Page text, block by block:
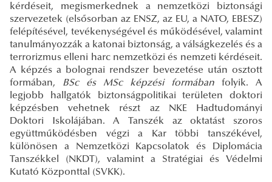
kérdéseit, megismerkednek a nemzetközi biztonsági
szervezetek (elsősorban az ENSZ, az EU, a NATO, EBESZ)
felépítésével, tevékenységével és működésével, valamint
tanulmányozzák a katonai biztonság, a válságkezelés és a
terrorizmus elleni harc nemzetközi és nemzeti kérdéseit.
A képzés a bolognai rendszer bevezetése után osztott
formában, BSc és MSc képzési formában folyik. A
legjobb hallgatók biztonságpolitikai területen doktori
képzésben vehetnek részt az NKE Hadtudományi
Doktori Iskolájában. A Tanszék az oktatást szoros
együttműködésben végzi a Kar többi tanszékével,
különösen a Nemzetközi Kapcsolatok és Diplomácia
Tanszékkel (NKDT), valamint a Stratégiai és Védelmi
Kutató Központtal (SVKK).